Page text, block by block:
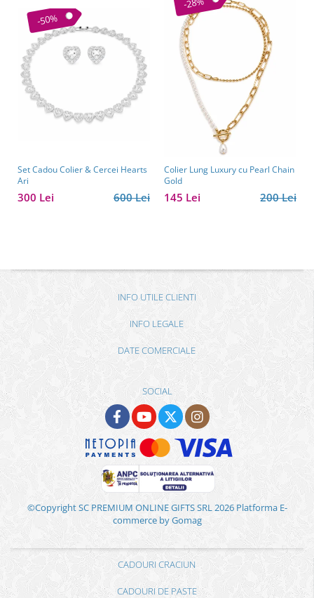
-50%
Set Cadou Colier & Cercei Hearts
Ari
600 Lei
300 Lei
Colier Lung Luxury cu Pearl Chain
Gold
200 Lei
145 Lei
INFO UTILE CLIENTI
INFO LEGALE
DATE COMERCIALE
SOCIAL
©Copyright SC PREMIUM ONLINE GIFTS SRL 2026 Platforma E-
commerce by Gomag
CADOURI CRACIUN
CADOURI DE PASTE